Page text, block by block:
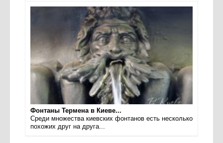
Фонтаны Термена в Киеве...
Среди множества киевских фонтанов есть несколько
похожих друг на друга...